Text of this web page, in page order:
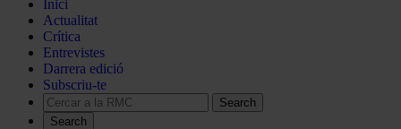
Inici
Actualitat
Crítica
Entrevistes
Darrera edició
Subscriu-te
Search